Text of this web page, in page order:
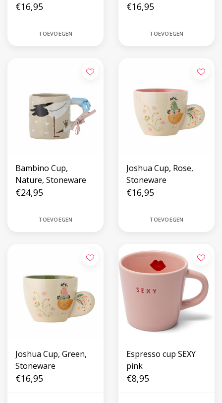
€16,95
TOEVOEGEN
€16,95
TOEVOEGEN
Bambino Cup,
Nature, Stoneware
€24,95
TOEVOEGEN
Joshua Cup, Rose,
Stoneware
€16,95
TOEVOEGEN
Joshua Cup, Green,
Stoneware
€16,95
Espresso cup SEXY
pink
€8,95